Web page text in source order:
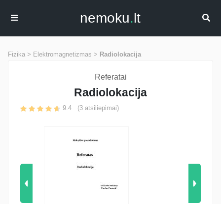
nemoku.lt
Fizika > Elektromagnetizmas > Radiolokacija
Referatai
Radiolokacija
9.4 (3 atsiliepimai)